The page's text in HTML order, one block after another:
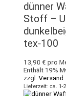
dünner
Stoff –
tex-100
13,90 € pro
Enthält 19%
zzgl. Versand
Lieferzeit: ca. 1-